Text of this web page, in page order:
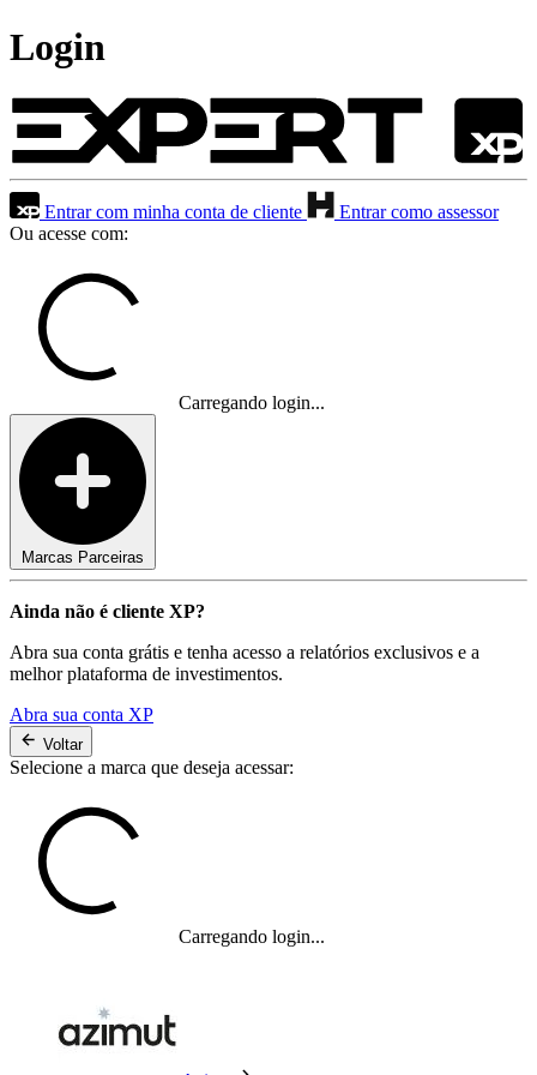
Login
Entrar com minha conta de cliente
Entrar como assessor
Ou acesse com:
Carregando login...
Marcas Parceiras
Ainda não é cliente XP?
Abra sua conta grátis e tenha acesso a relatórios exclusivos e a
melhor plataforma de investimentos.
Abra sua conta XP
Voltar
Selecione a marca que deseja acessar:
Carregando login...